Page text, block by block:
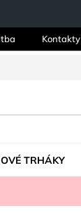
Kontakty
TRHÁKY